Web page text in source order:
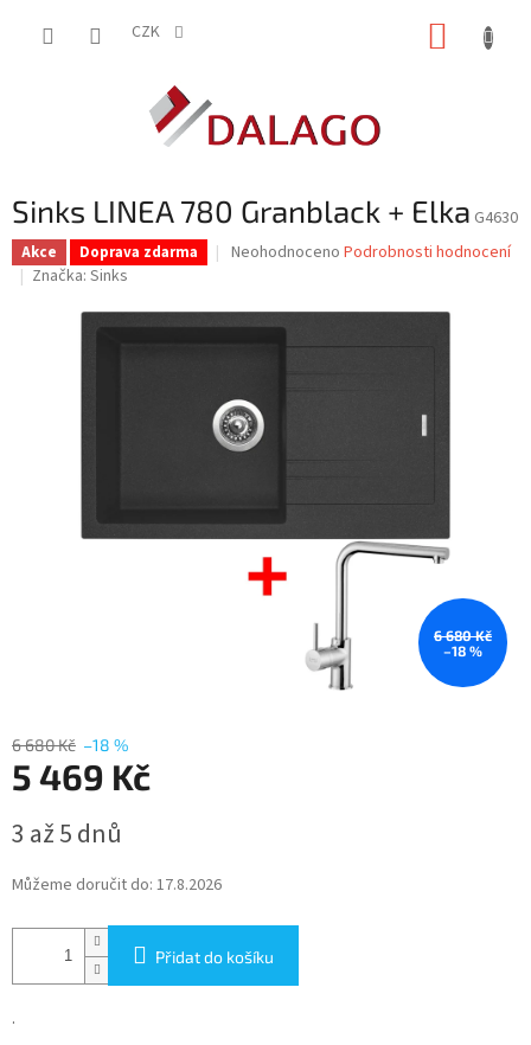
CZK
Sinks LINEA 780 Granblack + Elka G4630
Akce Doprava zdarma
Průměrné
je
hvězdiček.
Neohodnoceno Podrobnosti hodnocení
Značka: Sinks
6 680 Kč
–18 %
6 680 Kč –18 %
5 469 Kč
cena:
3 až 5 dnů
Můžeme doručit do: 17.8.2026
Přidat do košíku
.